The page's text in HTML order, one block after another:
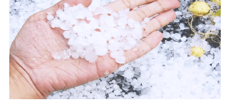
連する当社および提携会社のサービスを案内、提供するため
（なお、当社は複数の保険会社と取引があり、取得した個人
情報を取引のある他の保険会社の商品・サービスをご提案す
るために利用させていただくことがあります。）
上記に係る連絡・手続き・管理等付帯業務を行うため
3.セミナー募集サイトから取得した個人情報
各種セミナーの案内、開催のため
上記に係る連絡・手続き・管理等付帯業務を行うため